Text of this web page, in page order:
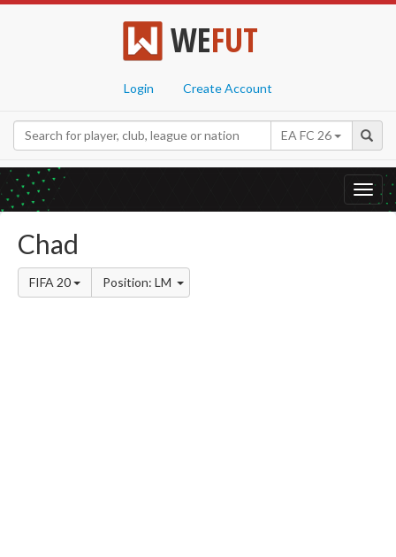
WEFUT
Login Create Account
EA FC 26
Chad
FIFA 20 Position: LM